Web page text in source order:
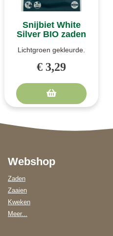
Snijbiet White
Silver BIO zaden
Lichtgroen gekleurde.
snijbiet met lichtgroen
€ 3,29
Webshop
Zaden
Zaaien
Kweken
Meer...